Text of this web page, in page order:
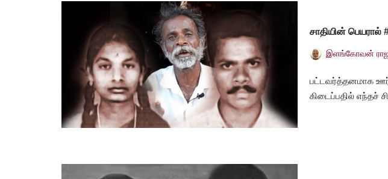
சாதியின் பெயரால்
இளங்கோவன்
பட்டவர்த்தனமாக
கிடைப்பதில் எந்தச்